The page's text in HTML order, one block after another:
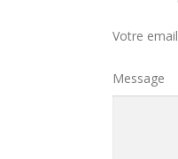
Votre email
Message